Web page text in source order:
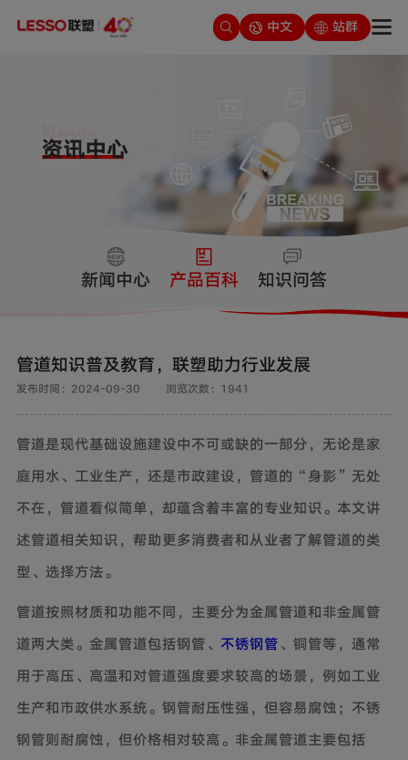
中文 站群
新闻中心 产品百科 知识问答
管道知识普及教育，联塑助力行业发展
发布时间：2024-09-30 浏览次数：1941
管道是现代基础设施建设中不可或缺的一部分，无论是家
庭用水、工业生产，还是市政建设，管道的“身影”无处
不在，管道看似简单，却蕴含着丰富的专业知识。本文讲
述管道相关知识，帮助更多消费者和从业者了解管道的类
型、选择方法。
管道按照材质和功能不同，主要分为金属管道和非金属管
道两大类。金属管道包括钢管、 不锈钢管、铜管等，通常
用于高压、高温和对管道强度要求较高的场景，例如工业
生产和市政供水系统。钢管耐压性强，但容易腐蚀；不锈
钢管则耐腐蚀，但价格相对较高。非金属管道主要包括